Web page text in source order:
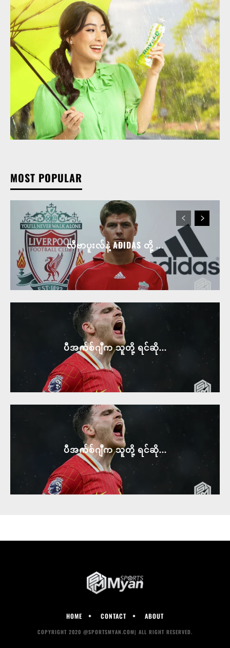
MOST POPULAR
လီဗာပူးလ်နဲ့ ADIDAS တို့ ...
ပီအက်စ်ဂျီက သူတို့ ရင်ဆို...
ပီအက်စ်ဂျီက သူတို့ ရင်ဆို...
HOME CONTACT ABOUT
COPYRIGHT 2020 @SPORTSMYAN.COM| ALL RIGHT RESERVED.